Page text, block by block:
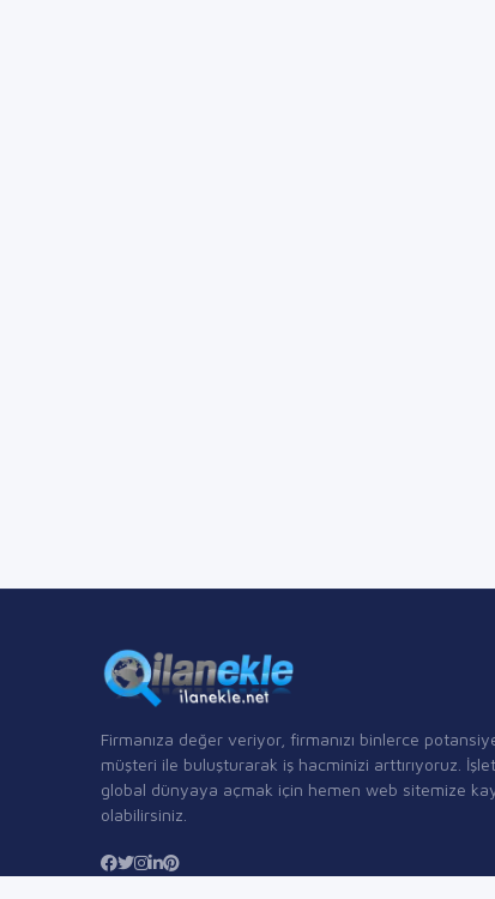
Firmanıza değer veriyor, firmanızı binlerce
müşteri ile buluşturarak iş hacminizi arttırıyoruz.
global dünyaya açmak için hemen web sitemize
olabilirsiniz.